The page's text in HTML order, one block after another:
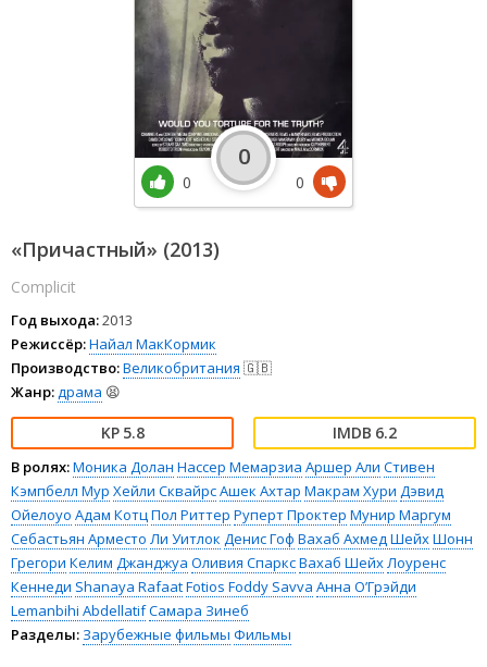
«Причастный» (2013)
Complicit
Год выхода:2013
Режиссёр:Найал МакКормик
Производство:Великобритания 🇬🇧
Жанр:драма 😫
5.8 6.2
В ролях:Моника Долан Нассер Мемарзиа Аршер Али Стивен
Кэмпбелл Мур Хейли СквайрсАшек Ахтар Макрам Хури Дэвид
Ойелоуо Адам КотцПол Риттер Руперт Проктер Мунир Маргум
Себастьян Арместо Ли Уитлок Денис Гоф Вахаб Ахмед ШейхШонн
Грегори Келим Джанджуа Оливия СпарксВахаб ШейхЛоуренс
Кеннеди Shanaya RafaatFotios Foddy Savva Анна О’Грэйди
Lemanbihi AbdellatifСамара Зинеб
Разделы: Зарубежные фильмы Фильмы
0
0
0